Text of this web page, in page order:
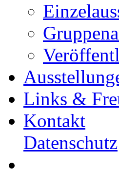
Links &
Kontakt
Datenschutz